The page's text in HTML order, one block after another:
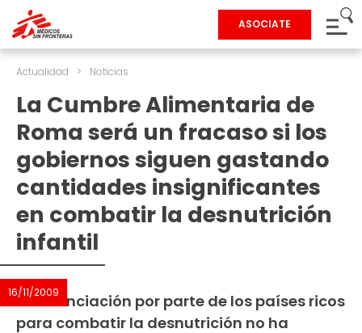
ASOCIATE
Actualidad > Noticias
La Cumbre Alimentaria de
Roma será un fracaso si los
gobiernos siguen gastando
cantidades insignificantes
en combatir la desnutrición
infantil
16/11/2009
La financiación por parte de los países ricos
para combatir la desnutrición no ha